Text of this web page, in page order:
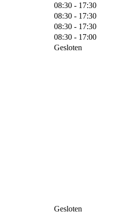
08:30 - 17:30
08:30 - 17:30
08:30 - 17:30
08:30 - 17:00
Gesloten
Gesloten